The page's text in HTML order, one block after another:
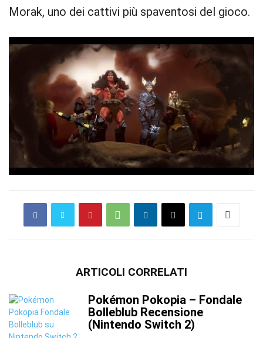
Morak, uno dei cattivi più spaventosi del gioco.
ARTICOLI CORRELATI
Pokémon Pokopia – Fondale
Bolleblub Recensione
(Nintendo Switch 2)